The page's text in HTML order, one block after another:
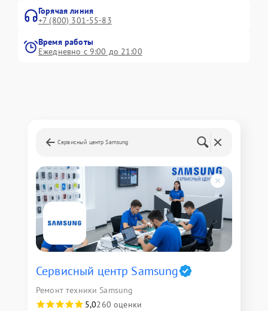
Горячая линия
+7 (800) 301-55-83
Время работы
Ежедневно с 9:00 до 21:00
Сервисный центр Samsung
Сервисный центр Samsung
Ремонт техники Samsung
5,0260 оценки